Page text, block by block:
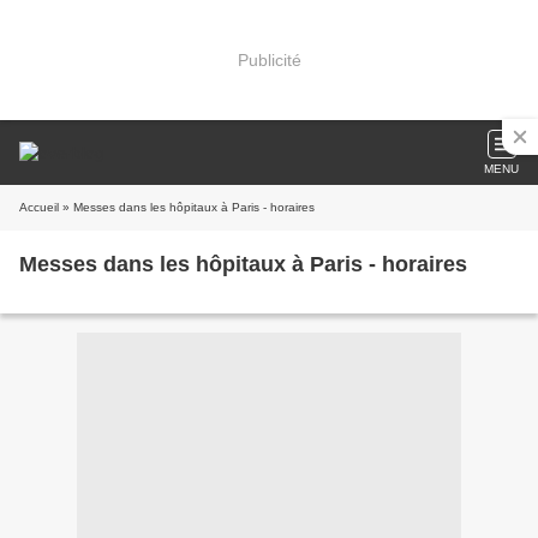
Publicité
MENU
Accueil » Messes dans les hôpitaux à Paris - horaires
Messes dans les hôpitaux à Paris - horaires